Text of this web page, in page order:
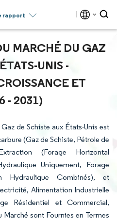
rapport
MARCHÉ DU GAZ
UNIS -
ET
- 2031)
de Schiste aux États-Unis est
(Gaz de Schiste, Pétrole de
(Forage Horizontal
Uniquement, Forage
Hydraulique Combinés), et
Alimentation Industrielle
Résidentiel et Commercial,
sont Fournies en Termes